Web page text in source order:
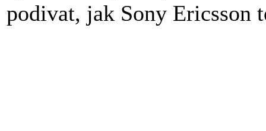
podivat, jak Sony Ericsson